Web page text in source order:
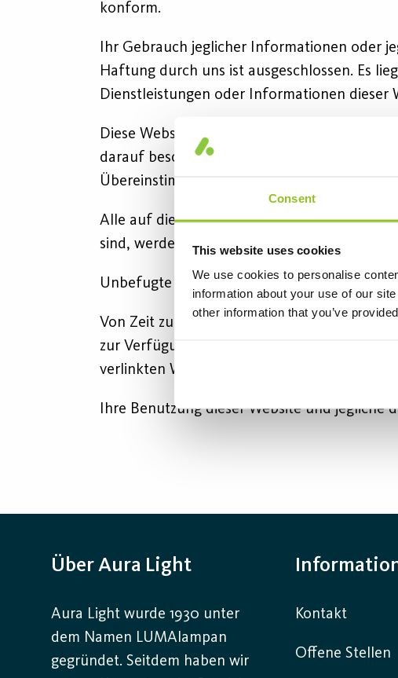
Consent
This website uses cookies
We use cookies to personalise
information about your use of our
other information that you’ve
konform.
Ihr Gebrauch jeglicher Informationen oder
Haftung durch uns ist ausgeschlossen. Es
Dienstleistungen oder Informationen dieser
Diese Website enthält Material, welches in
darauf beschränkt zu sein, Design,
Übereinstimmung mit dem
Alle auf dieser Website reproduzierten
sind, werden als solche auf der Website
Unbefugte Nutzung dieser Website kann
Von Zeit zu Zeit kann diese Website auch
zur Verfügung gestellt. Sie bedeuten nicht,
verlinkten Website(s).
Ihre Benutzung dieser Website und jegliche
Über Aura Light
Aura Light wurde 1930 unter
dem Namen LUMAlampan
gegründet. Seitdem haben wir
Kontakt
Offene Stellen